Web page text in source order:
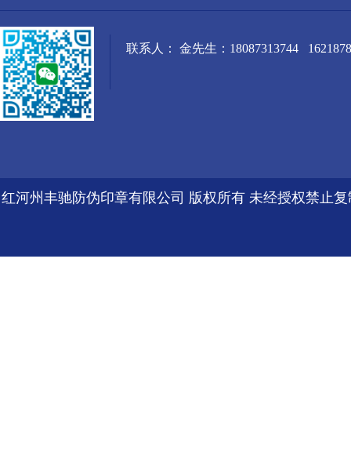
联系人： 金先生：18087313744
红河州丰驰防伪印章有限公司 版权所有 未经授权禁止